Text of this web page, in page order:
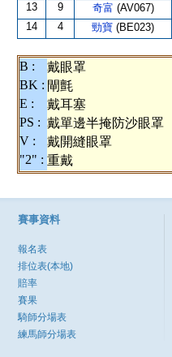
13 9 奇富 (AV067)
14 4 勁寶 (BE023)
B : 戴眼罩
BK : 閘氈
E :
戴耳塞
PS : 戴單邊半掩防沙眼罩
V :
戴開縫眼罩
"2" : 重戴
賽事資料
報名表
排位表(本地)
賠率
賽果
騎師分場表
練馬師分場表